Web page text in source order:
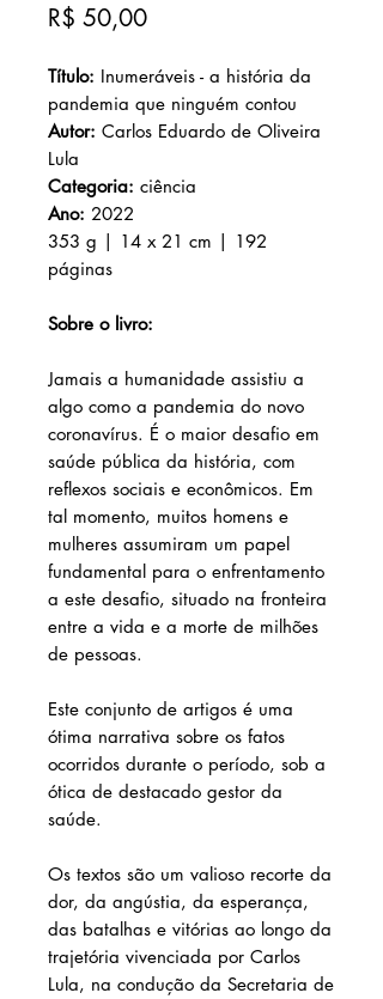
R$ 50,00Preço
Título: Inumeráveis - a história da
pandemia que ninguém contou
Autor: Carlos Eduardo de Oliveira
Lula
Categoria: ciência
Ano: 2022
353 g | 14 x 21 cm | 192
páginas
Sobre o livro:
Jamais a humanidade assistiu a
algo como a pandemia do novo
coronavírus. É o maior desafio em
saúde pública da história, com
reflexos sociais e econômicos. Em
tal momento, muitos homens e
mulheres assumiram um papel
fundamental para o enfrentamento
a este desafio, situado na fronteira
entre a vida e a morte de milhões
de pessoas.
Este conjunto de artigos é uma
ótima narrativa sobre os fatos
ocorridos durante o período, sob a
ótica de destacado gestor da
saúde.
Os textos são um valioso recorte da
dor, da angústia, da esperança,
das batalhas e vitórias ao longo da
trajetória vivenciada por Carlos
Lula, na condução da Secretaria de